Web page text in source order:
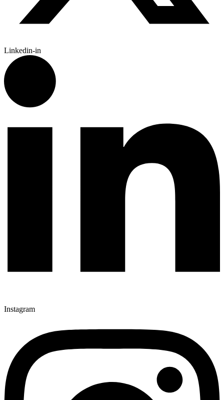
Linkedin-in
Instagram